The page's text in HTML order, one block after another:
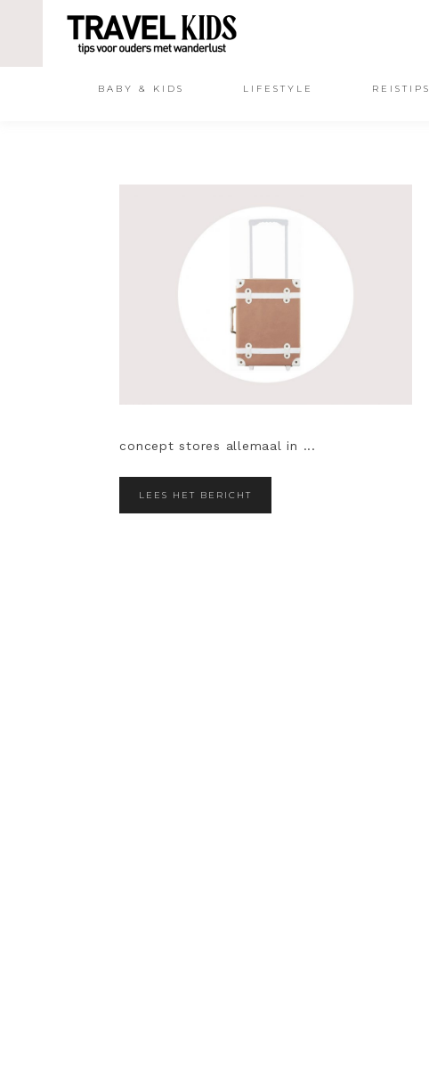
BABY & KIDS LIFESTYLE REISTIPS
concept stores allemaal in ...
LEES HET BERICHT